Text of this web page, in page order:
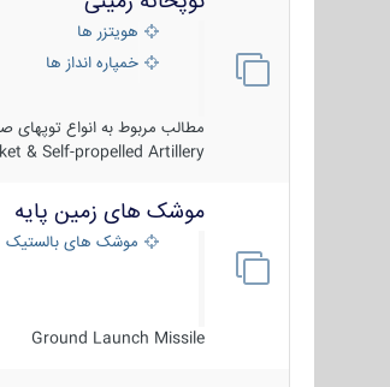
هویتزر ها
خمپاره انداز ها
مطالب مربوط به انواع
& Self-propelled Artillery ...
موشک های زمین پایه
موشک های بالستیک
Ground Launch Missile